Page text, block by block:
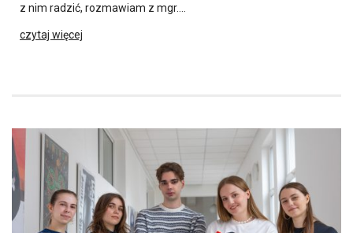
z nim radzić, rozmawiam z mgr….
czytaj więcej